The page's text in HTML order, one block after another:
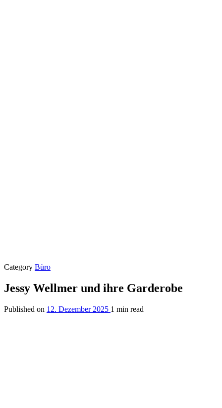
Category Büro
Jessy Wellmer und ihre Garderobe
Published on 12. Dezember 2025 1 min read